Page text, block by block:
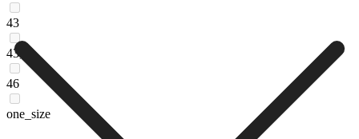
43
43,5
46
one_size